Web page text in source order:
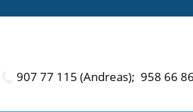
907 77 115 (Andreas); 958 66